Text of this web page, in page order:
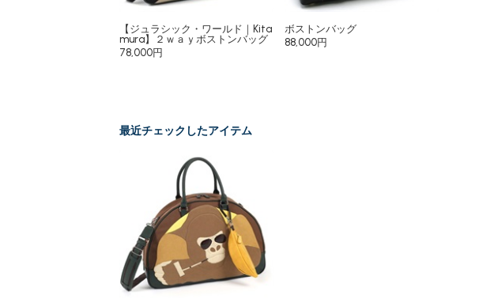
【ジュラシック・ワールド｜Kita
mura】２ｗａｙボストンバッグ
78,000円
ボストンバッグ
88,000円
最近チェックしたアイテム